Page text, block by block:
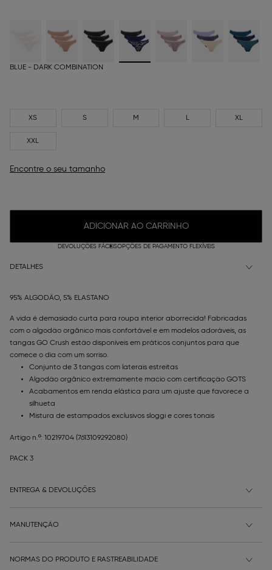
BLUE - DARK COMBINATION
XS S M L XL
XXL
Encontre o seu tamanho
ADICIONAR AO CARRINHO
DEVOLUÇÕES FÁCEISOPÇÕES DE PAGAMENTO FLEXÍVEIS
DETALHES
95% ALGODÃO, 5% ELASTANO
A vida é demasiado curta para roupa interior aborrecida! Fabricadas
com o algodão orgânico mais confortável e em modelos adoráveis, as
tangas GO Crush estão disponíveis em práticos conjuntos para que
comece o dia com um sorriso.
Conjunto de 3 tangas com laterais estreitas
Algodão orgânico extremamente macio com certificação GOTS
Acabamentos em renda elástica para um ajuste que favorece a
silhueta
Mistura de estampados exclusivos sloggi e cores tonais
Artigo n.º: 10219704 (7613109292080)
PACK 3
ENTREGA & DEVOLUÇÕES
MANUTENÇÃO
NORMAS DO PRODUTO E RASTREABILIDADE